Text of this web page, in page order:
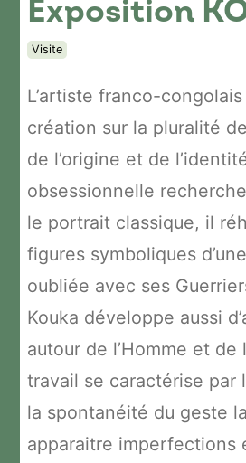
Exposition
Visite
L’artiste franco-
création sur la pluralité
de l’origine et de
obsessionnelle
le portrait classique, il
figures symboliques
oubliée avec ses
Kouka développe aussi
autour de l’Homme et de
travail se caractérise par
la spontanéité du geste
apparaitre imperfections